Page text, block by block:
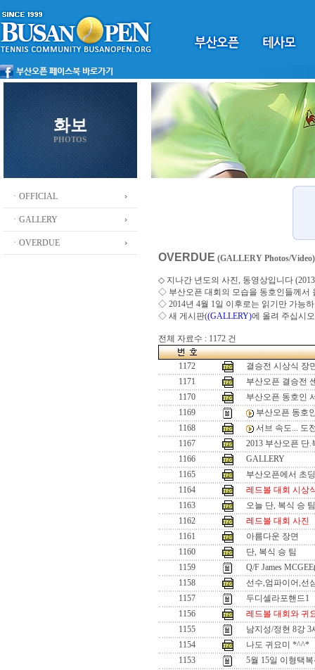
화보
PHOTOS
ㆍOFFICIAL
ㆍGALLERY
ㆍOVERDUE
OVERDUE (GALLERY Photos/Video)
◇ 지나간 년도의 사진, 동영상입니다
◇ 부산오픈 대회의 모습을 동호인들께서
◇ 2014년 4월 1일 이후로는 읽기만 가능
◇ 새 게시판((GALLERY)에 올려 주십시오
전체 자료수 : 1172 건
1172
결승전 시상식 장
1171
부산오픈 결승전
1170
부산오픈 동호인
1169
부산오픈 동호
1168
서브 속도... 도
1167
2013 부산오픈 단
1166
GALLERY
1165
부산오픈에서 초
1164
레드볼 대회 시상
1163
오늘 단, 복식 승 팀
1162
레드볼 대회 사진
1161
아름다운 장면
1160
단, 복식 승 팀
1159
Q/F James
1158
선수,엄파이어,선
1157
두디셀라포핸드1
1156
레드볼 대회와 귀
1155
남지성/정현 8강 3
1154
나도 귀요미 *^^*
1153
5월 15일 이형택